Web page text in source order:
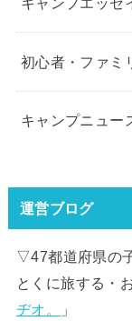
初心者・ファミ
キャンプニュー
運営ブログ
▽47都道府県の
とくに旅する・
ヂオ。
」